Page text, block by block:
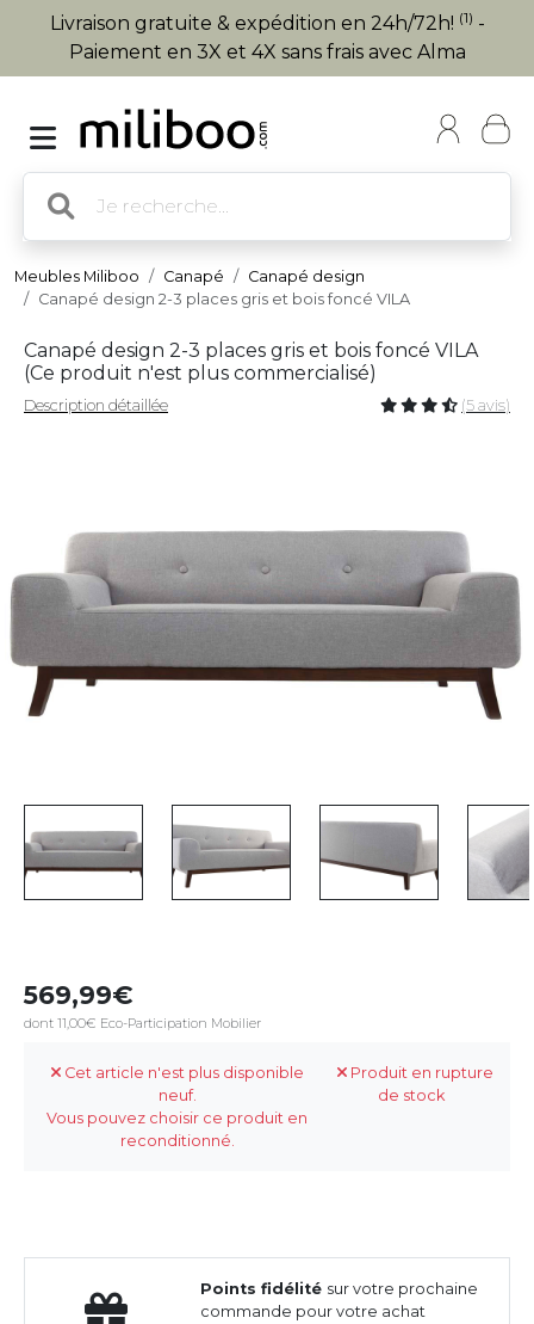
Livraison gratuite & expédition en 24h/72h! (1) -
Paiement en 3X et 4X sans frais avec Alma
Meubles Miliboo Canapé
Canapé design
Canapé design 2-3 places gris et bois foncé VILA
Canapé design 2-3 places gris et bois foncé VILA
(Ce produit n'est plus commercialisé)
Description détaillée (5 avis)
569,99
dont 11,00€ Eco-Participation Mobilier
Cet article n'est plus disponible
neuf.
Vous pouvez choisir ce produit en
reconditionné.
Produit en rupture
de stock
Points fidélité sur votre prochaine
commande pour votre achat